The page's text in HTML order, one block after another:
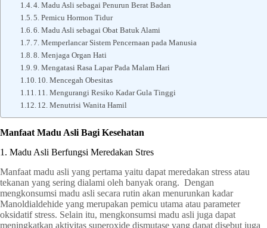
4. Madu Asli sebagai Penurun Berat Badan
5. Pemicu Hormon Tidur
6. Madu Asli sebagai Obat Batuk Alami
7. Memperlancar Sistem Pencernaan pada Manusia
8. Menjaga Organ Hati
9. Mengatasi Rasa Lapar Pada Malam Hari
10. Mencegah Obesitas
11. Mengurangi Resiko Kadar Gula Tinggi
12. Menutrisi Wanita Hamil
Manfaat Madu Asli Bagi Kesehatan
1. Madu Asli Berfungsi Meredakan Stres
Manfaat madu asli yang pertama yaitu dapat meredakan stress atau
tekanan yang sering dialami oleh banyak orang. Dengan
mengkonsumsi madu asli secara rutin akan menurunkan kadar
Manoldialdehide yang merupakan pemicu utama atau parameter
oksidatif stress. Selain itu, mengkonsumsi madu asli juga dapat
meningkatkan aktivitas superoxide dismutase yang dapat disebut juga